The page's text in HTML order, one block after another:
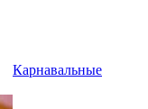
Карнавальные